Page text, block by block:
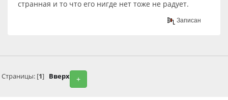
странная и то что его нигде нет тоже не радует.
Записан
+
Страницы: [1] Вверх